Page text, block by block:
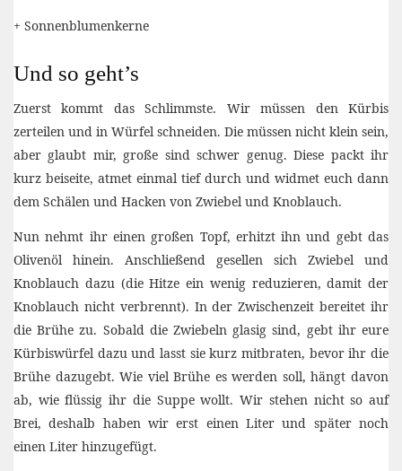
+ Sonnenblumenkerne
Und so geht’s
Zuerst kommt das Schlimmste. Wir müssen den Kürbis
zerteilen und in Würfel schneiden. Die müssen nicht klein sein,
aber glaubt mir, große sind schwer genug. Diese packt ihr
kurz beiseite, atmet einmal tief durch und widmet euch dann
dem Schälen und Hacken von Zwiebel und Knoblauch.
Nun nehmt ihr einen großen Topf, erhitzt ihn und gebt das
Olivenöl hinein. Anschließend gesellen sich Zwiebel und
Knoblauch dazu (die Hitze ein wenig reduzieren, damit der
Knoblauch nicht verbrennt). In der Zwischenzeit bereitet ihr
die Brühe zu. Sobald die Zwiebeln glasig sind, gebt ihr eure
Kürbiswürfel dazu und lasst sie kurz mitbraten, bevor ihr die
Brühe dazugebt. Wie viel Brühe es werden soll, hängt davon
ab, wie flüssig ihr die Suppe wollt. Wir stehen nicht so auf
Brei, deshalb haben wir erst einen Liter und später noch
einen Liter hinzugefügt.